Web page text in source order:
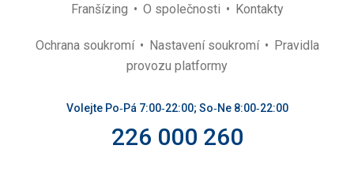
Franšízing
O společnosti Kontakty
Ochrana soukromí Nastavení soukromí
Pravidla
provozu platformy
Volejte Po‑Pá 7:00‑22:00; So‑Ne 8:00‑22:00
226 000 260